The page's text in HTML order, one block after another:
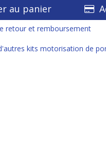
au panier
retour et remboursement
kits motorisation de